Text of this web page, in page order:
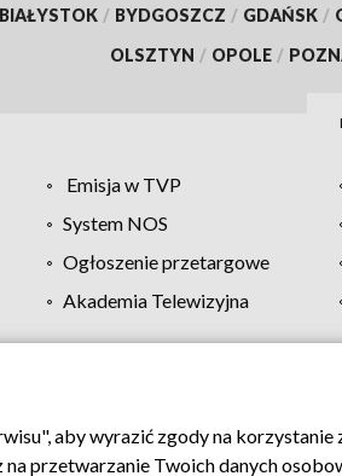
BIAŁYSTOK / BYDGOSZCZ / GDAŃSK /
OLSZTYN / OPOLE /
Emisja w TVP
System NOS
Ogłoszenie przetargowe
Akademia Telewizyjna
Regulamin TVP Polityka
aby wyrazić zgody na
przetwarzanie Twoich danych